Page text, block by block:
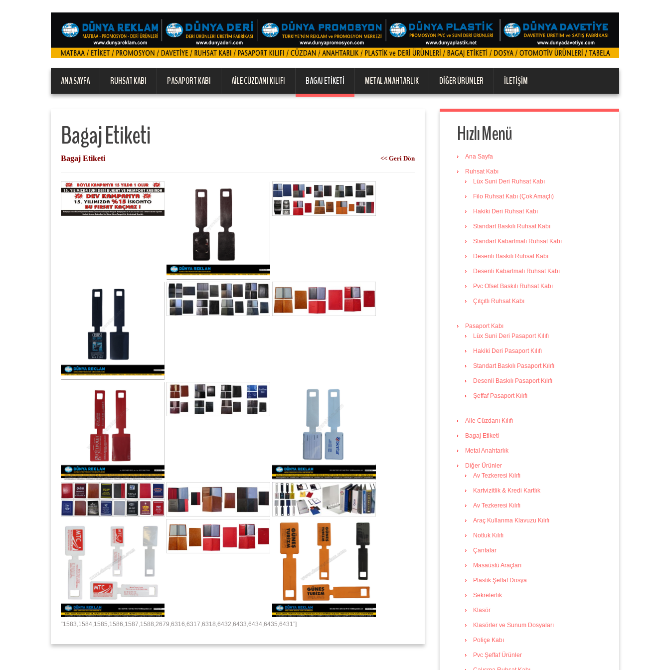
ANA SAYFA RUHSAT KABI PASAPORT KABI AILE CÜZDANI KILIFI BAGAJ ETIKETI METAL ANAHTARLIK DIĞER ÜRÜNLER İLETIŞIM
Bagaj Etiketi
Bagaj Etiketi << Geri Dön
“1583,1584,1585,1586,1587,1588,2679,6316,6317,6318,6432,6433,6434,6435,6431”]
Hızlı Menü
Ana Sayfa
Ruhsat Kabı
Lüx Suni Deri Ruhsat Kabı
Filo Ruhsat Kabı (Çok Amaçlı)
Hakiki Deri Ruhsat Kabı
Standart Baskılı Ruhsat Kabı
Standart Kabartmalı Ruhsat Kabı
Desenli Baskılı Ruhsat Kabı
Desenli Kabartmalı Ruhsat Kabı
Pvc Ofset Baskılı Ruhsat Kabı
Çıtçıtlı Ruhsat Kabı
Pasaport Kabı
Lüx Suni Deri Pasaport Kılıfı
Hakiki Deri Pasaport Kılıfı
Standart Baskılı Pasaport Kılıfı
Desenli Baskılı Pasaport Kılıfı
Şeffaf Pasaport Kılıfı
Aile Cüzdanı Kılıfı
Bagaj Etiketi
Metal Anahtarlık
Diğer Ürünler
Av Tezkeresi Kılıfı
Kartvizitlik & Kredi Kartlık
Av Tezkeresi Kılıfı
Araç Kullanma Klavuzu Kılıfı
Notluk Kılıfı
Çantalar
Masaüstü Araçları
Plastik Şeffaf Dosya
Sekreterlik
Klasör
Klasörler ve Sunum Dosyaları
Poliçe Kabı
Pvc Şeffaf Ürünler